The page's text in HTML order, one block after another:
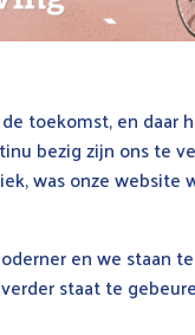
toekomst, en daar
bezig zijn ons te
was onze
en we staan
staat te